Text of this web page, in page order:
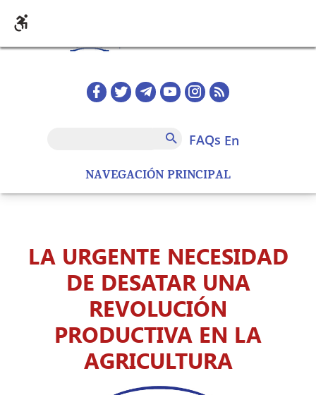
NAVEGACIÓN PRINCIPAL
Redes sociales home
FAQs
FAQs en
LA URGENTE NECESIDAD
DE DESATAR UNA
REVOLUCIÓN
PRODUCTIVA EN LA
AGRICULTURA